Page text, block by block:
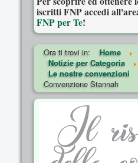
iscritti FNP accedi
FNP per Te!
Ora ti trovi in:
Home
Notizie per Categoria
Le nostre convenzioni
Convenzione Stannah